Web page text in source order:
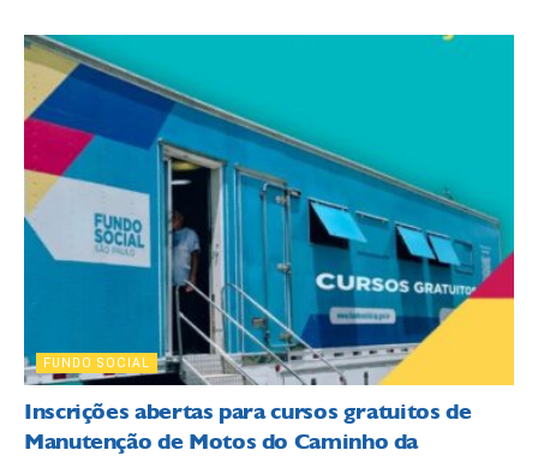
FUNDO SOCIAL
Inscrições abertas para cursos gratuitos de
Manutenção de Motos do Caminho da